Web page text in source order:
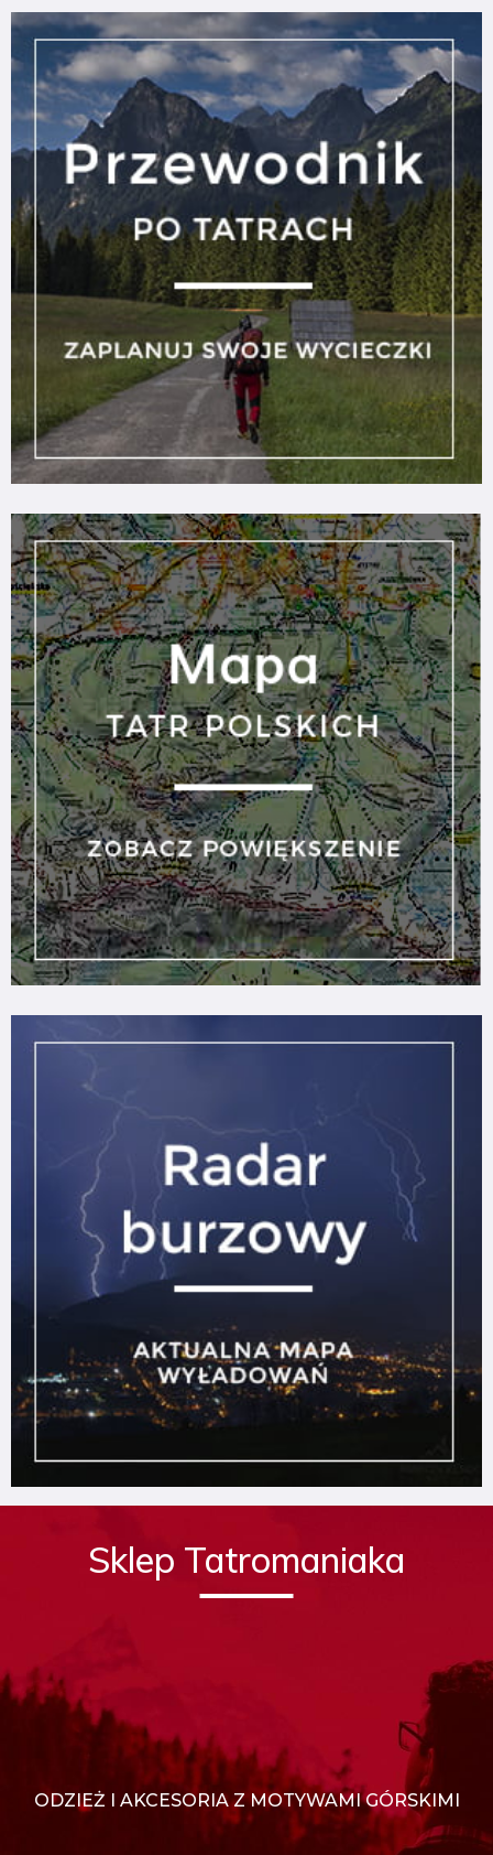
Sklep Tatromaniaka
ODZIEŻ I AKCESORIA Z MOTYWAMI GÓRSKIMI